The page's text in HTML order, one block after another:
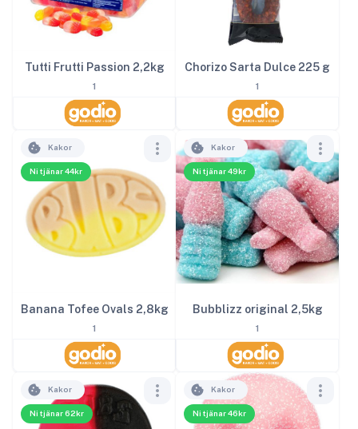
Tutti Frutti Passion 2,2kg
1
Chorizo Sarta Dulce 225 g
1
Ni tjänar 44kr
Kakor
Banana Tofee Ovals 2,8kg
1
Ni tjänar 49kr
Kakor
Bubblizz original 2,5kg
1
Ni tjänar 62kr
Kakor
Ni tjänar 46kr
Kakor